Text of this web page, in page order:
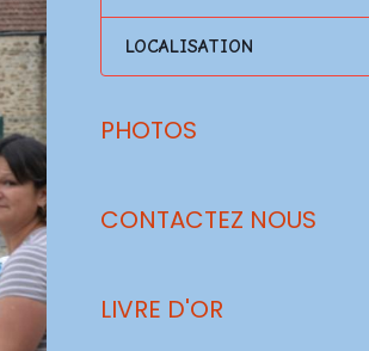
LOCALISATION
PHOTOS
CONTACTEZ NOUS
LIVRE D'OR